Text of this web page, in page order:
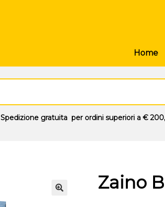
Home
Spedizione gratuitaper ordini superiori a €
Zaino